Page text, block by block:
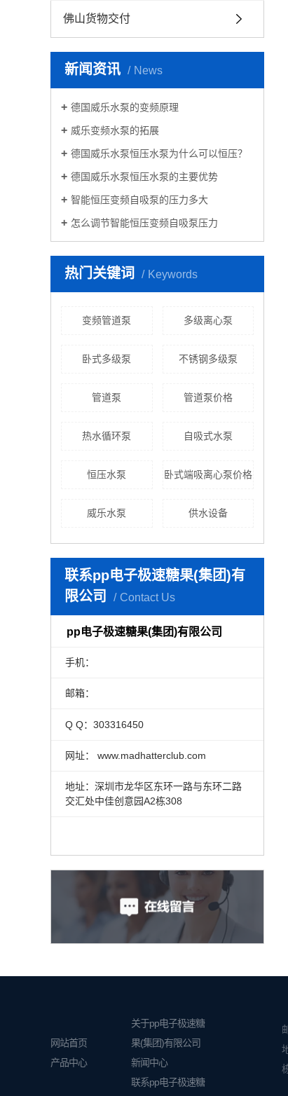
佛山货物交付
新闻资讯 News
德国威乐水泵的变频原理
威乐变频水泵的拓展
德国威乐水泵恒压水泵为什么可以恒压？
德国威乐水泵恒压水泵的主要优势
智能恒压变频自吸泵的压力多大
怎么调节智能恒压变频自吸泵压力
热门关键词 Keywords
变频管道泵 多级离心泵
卧式多级泵 不锈钢多级泵
管道泵 管道泵价格
热水循环泵 自吸式水泵
恒压水泵 卧式端吸离心泵价格
威乐水泵 供水设备
联系pp电子极速糖果(集团)有
限公司
Contact Us
pp电子极速糖果(集团)有限公司
手机：
邮箱：
Q Q：303316450
网址： www.madhatterclub.com
地址：深圳市龙华区东环一路与东环二路
交汇处中佳创意园A2栋308
网站首页
关于pp电子极速糖
果(集团)有限公司
产品中心
新闻中心
联系pp电子极速糖